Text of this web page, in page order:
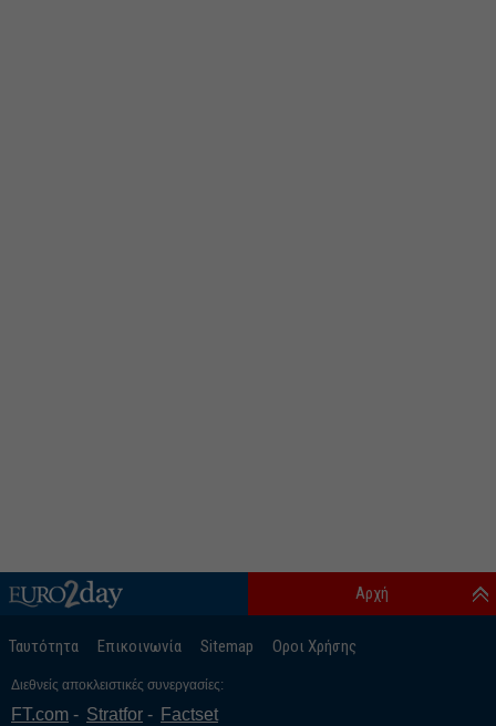
Ταυτότητα Επικοινωνία Sitemap Οροι Χρήσης
Αρχή
Διεθνείς αποκλειστικές συνεργασίες:
FT.com Stratfor Factset